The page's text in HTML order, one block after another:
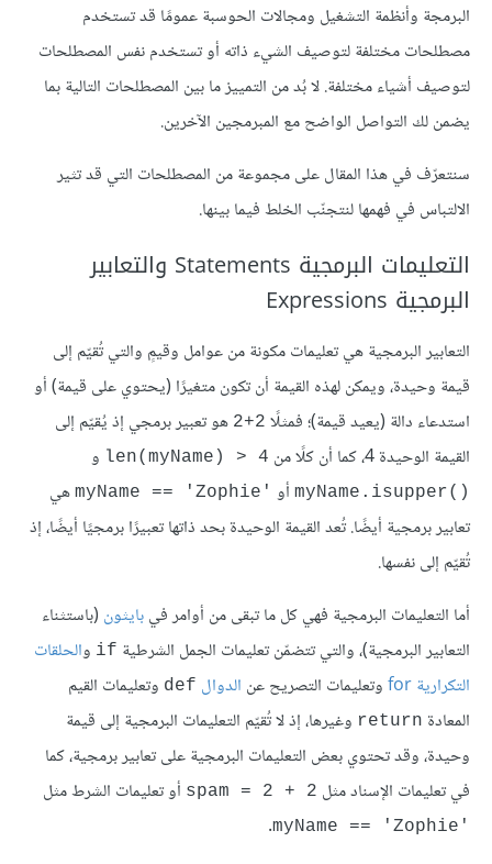
البرمجة وأنظمة التشغيل ومجالات الحوسبة عمومًا قد تستخدم
مصطلحات مختلفة لتوصيف الشيء ذاته أو تستخدم نفس المصطلحات
لتوصيف أشياء مختلفة. لا بُد من التمييز ما بين المصطلحات التالية بما
يضمن لك التواصل الواضح مع المبرمجين الآخرين.
سنتعرّف في هذا المقال على مجموعة من المصطلحات التي قد تثير
الالتباس في فهمها لنتجنّب الخلط فيما بينها.
التعليمات البرمجية Statements والتعابير
البرمجية Expressions
التعابير البرمجية هي تعليمات مكونة من عوامل وقيمٍ والتي تُقيّم إلى
قيمة وحيدة، ويمكن لهذه القيمة أن تكون متغيرًا (يحتوي على قيمة) أو
استدعاء دالة (يعيد قيمة)؛ فمثلًا 2+2
هو تعبير برمجي إذ يُقيّم إلى
القيمة الوحيدة 4، كما أن كلًا من
len(myName) > 4 و
()myName.isupper أو 'myName == 'Zophie
هي
تعابير برمجية أيضًا. تُعد القيمة الوحيدة بحد ذاتها تعبيرًا برمجيًا أيضًا، إذ
تُقيّم إلى نفسها.
أما التعليمات البرمجية فهي كل ما تبقى من أوامر فيبايثون (باستثناء
التعابير البرمجية)، والتي تتضمّن تعليمات الجمل الشرطية if والحلقات
التكرارية for
وتعليمات التصريح عن الدوال def وتعليمات القيم
المعادة return وغيرها، إذ لا تُقيّم التعليمات البرمجية إلى قيمة
وحيدة، وقد تحتوي بعض التعليمات البرمجية على تعابير برمجية، كما
في تعليمات الإسناد مثل spam = 2 + 2 أو تعليمات الشرط مثل
'myName == 'Zophie
.